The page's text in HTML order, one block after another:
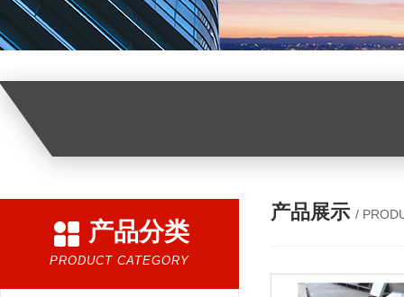
产品分类
PRODUCT CATEGORY
产品展示 /